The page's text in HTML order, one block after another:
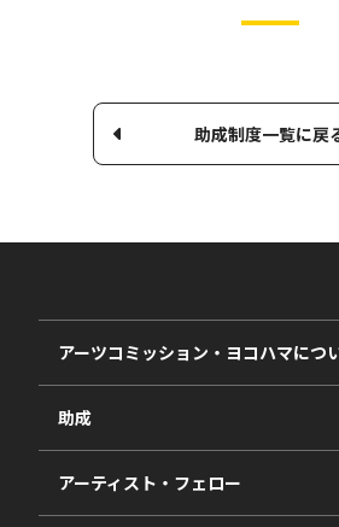
助成制度一覧に戻
アーツコミッション・ヨコハマにつ
事業紹介
事業報告書
助成
2027年度
2026年度
アーティスト・フェロー